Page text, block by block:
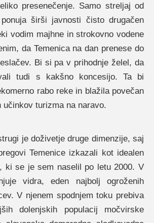
presenečenje. Samo streljaj od
širši javnosti čisto drugačen
vodim majhne in strokovno vodene
da Temenica na dan prenese do
Bi si pa v prihodnje želel, da
tudi s kakšno koncesijo. Ta bi
rabo reke in blažila povečan
učinkov turizma na naravo.
je doživetje druge dimenzije, saj
Temenice izkazali kot idealen
ki se je sem naselil po letu 2000. V
vidra, eden najbolj ogroženih
V njenem spodnjem toku prebiva
dolenjskih populacij močvirske